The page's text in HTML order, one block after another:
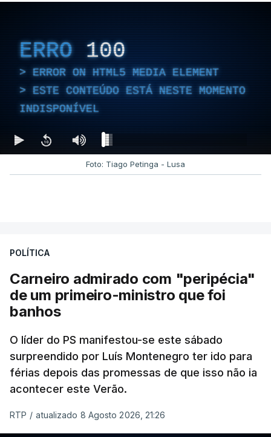
ERRO 100
ERROR ON HTML5 MEDIA ELEMENT
ESTE CONTEÚDO ESTÁ NESTE MOMENTO
INDISPONÍVEL
Foto: Tiago Petinga - Lusa
POLÍTICA
Carneiro admirado com "peripécia"
de um primeiro-ministro que foi
banhos
O líder do PS manifestou-se este sábado
surpreendido por Luís Montenegro ter ido para
férias depois das promessas de que isso não ia
acontecer este Verão.
RTP / atualizado 8 Agosto 2026, 21:26